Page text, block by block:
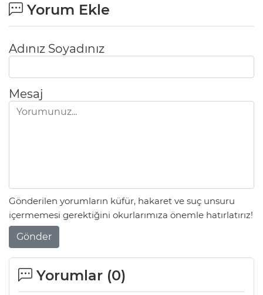
Yorum Ekle
Adınız Soyadınız
Mesaj
Gönderilen yorumların küfür, hakaret ve suç unsuru
içermemesi gerektiğini okurlarımıza önemle hatırlatırız!
Gönder
Yorumlar (0)